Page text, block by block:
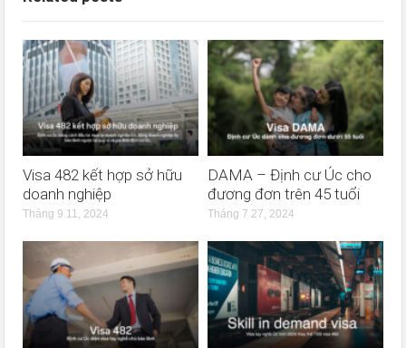
Visa 482 kết hợp sở hữu
doanh nghiệp
Tháng 9 11, 2024
DAMA – Định cư Úc cho
đương đơn trên 45 tuổi
Tháng 7 27, 2024